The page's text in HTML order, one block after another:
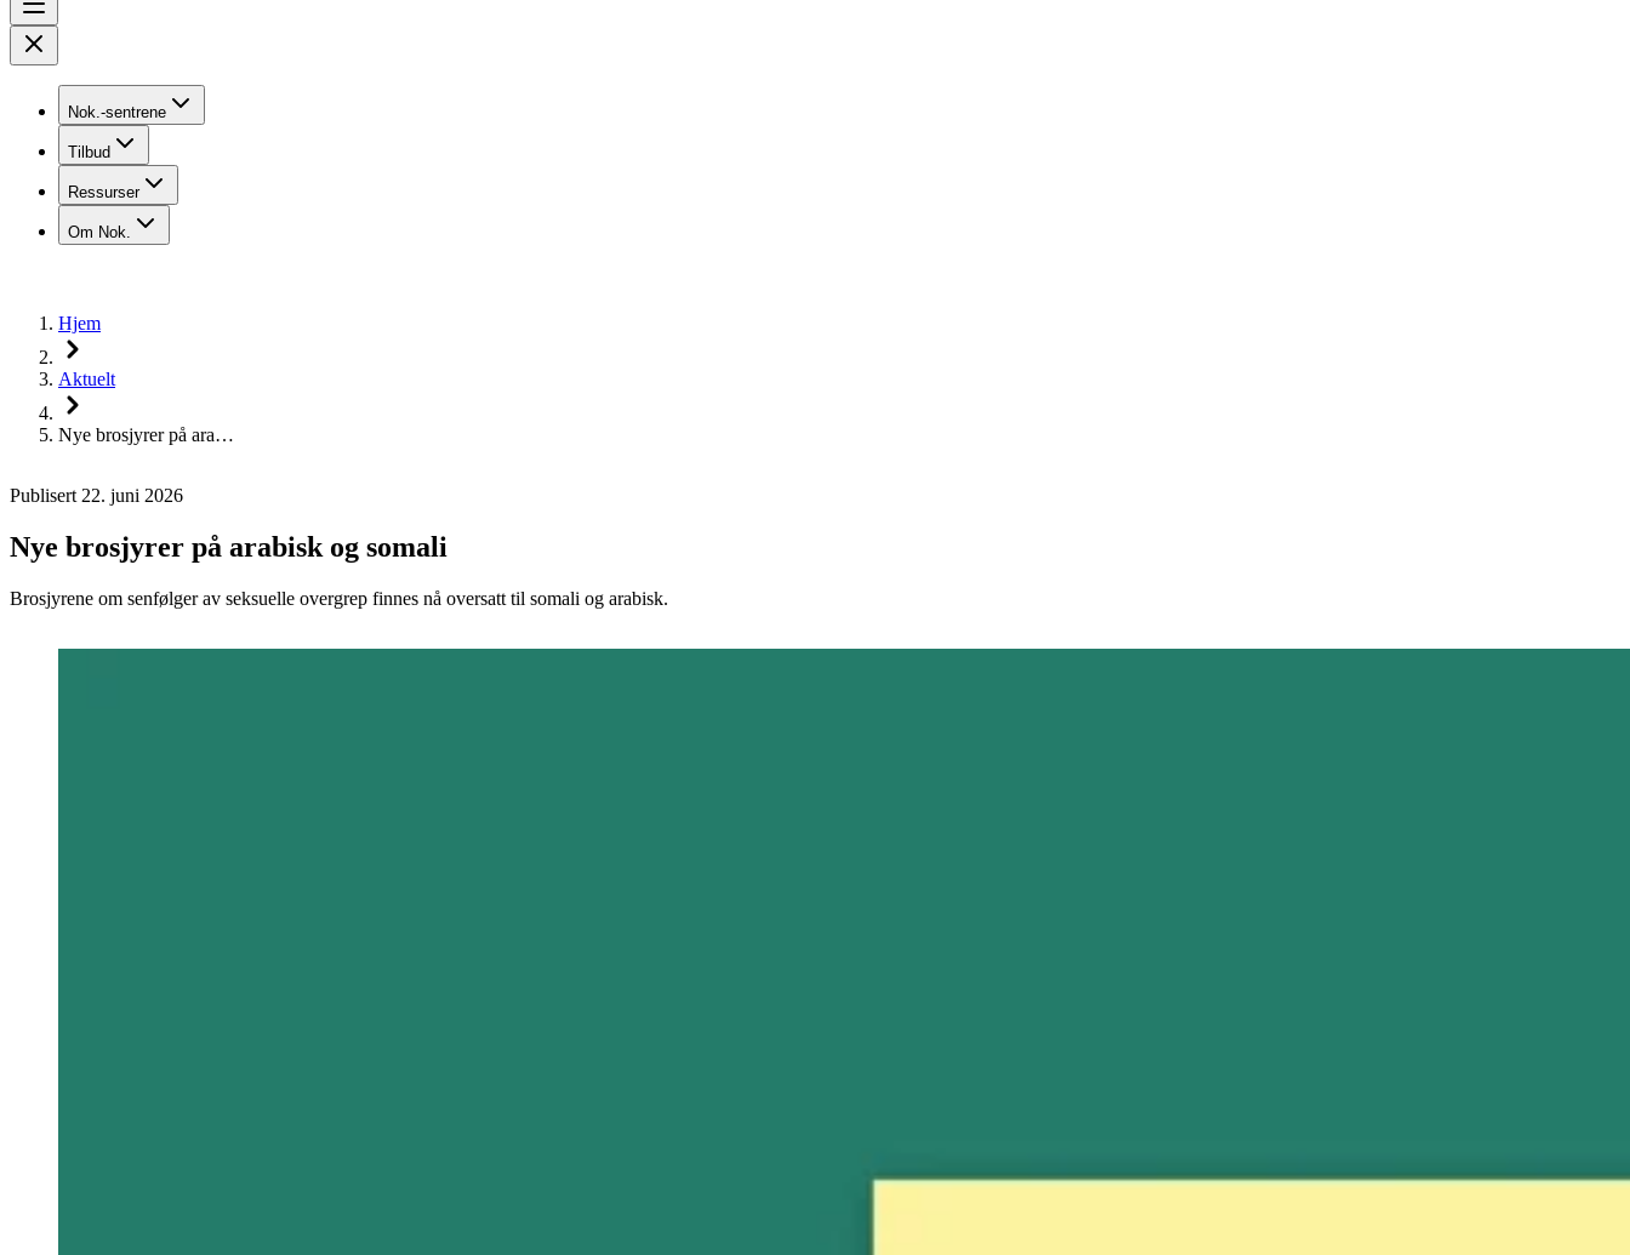
Nok.-sentrene
Tilbud
Ressurser
Om Nok.
Hjem
Aktuelt
Nye brosjyrer på ara…
Publisert 22. juni 2026
Nye brosjyrer på arabisk og somali
Brosjyrene om senfølger av seksuelle overgrep finnes nå oversatt til somali og arabisk.